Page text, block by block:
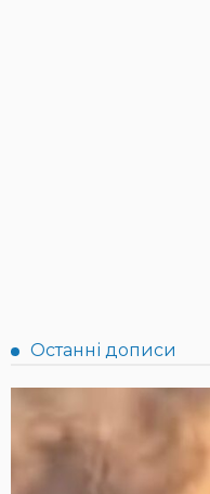
Останні дописи